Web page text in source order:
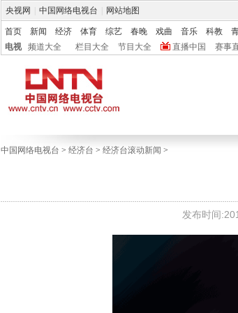
央视网 中国网络电视台 网站地图
首页 新闻 经济 体育 综艺 春晚 戏曲 音乐 科教
电视
频道大全 栏目大全 节目大全 直播中国 赛事
中国网络电视台 > 经济台 > 经济台滚动新闻 >
发布时间